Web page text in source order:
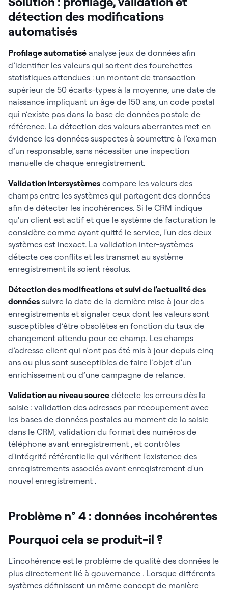
détection des modifications
automatisés
Profilage automatisé analyse jeux de données afin
d’identifier les valeurs qui sortent des fourchettes
statistiques attendues : un montant de transaction
supérieur de 50 écarts-types à la moyenne, une date de
naissance impliquant un âge de 150 ans, un code postal
qui n’existe pas dans la base de données postale de
référence. La détection des valeurs aberrantes met en
évidence les données suspectes à soumettre à l’examen
d’un responsable, sans nécessiter une inspection
manuelle de chaque enregistrement.
Validation intersystèmes compare les valeurs des
champs entre les systèmes qui partagent des données
afin de détecter les incohérences. Si le CRM indique
qu'un client est actif et que le système de facturation le
considère comme ayant quitté le service, l'un des deux
systèmes est inexact. La validation inter-systèmes
détecte ces conflits et les transmet au système
enregistrement ils soient résolus.
Détection des modifications et suivi de l'actualité des
données suivre la date de la dernière mise à jour des
enregistrements et signaler ceux dont les valeurs sont
susceptibles d’être obsolètes en fonction du taux de
changement attendu pour ce champ. Les champs
d’adresse client qui n’ont pas été mis à jour depuis cinq
ans ou plus sont susceptibles de faire l’objet d’un
enrichissement ou d’une campagne de relance.
Validation au niveau source détecte les erreurs dès la
saisie : validation des adresses par recoupement avec
les bases de données postales au moment de la saisie
dans le CRM, validation du format des numéros de
téléphone avant enregistrement , et contrôles
d'intégrité référentielle qui vérifient l'existence des
enregistrements associés avant enregistrement d'un
nouvel enregistrement .
Problème n° 4 : données incohérentes
Pourquoi cela se produit-il ?
L'incohérence est le problème de qualité des données le
plus directement lié à gouvernance . Lorsque différents
systèmes définissent un même concept de manière